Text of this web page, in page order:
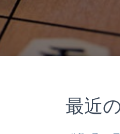
最近